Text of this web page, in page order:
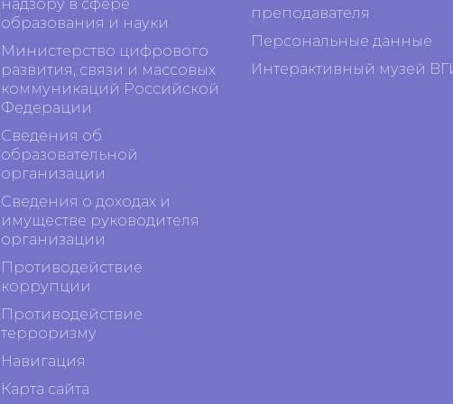
надзору в сфере
образования и науки
Министерство цифрового
развития, связи и массовых
коммуникаций Российской
Федерации
Сведения об
образовательной
организации
Сведения о доходах и
имуществе руководителя
организации
Противодействие
коррупции
Противодействие
терроризму
Навигация
Карта сайта
преподавателя
Персональные данные
Интерактивный музей